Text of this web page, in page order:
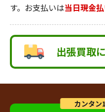
す。お支払いは当日現金
出張買取
カンタン